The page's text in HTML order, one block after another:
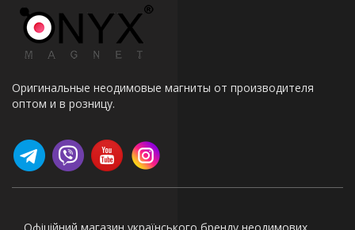
Оригинальные неодимовые магниты от производителя
оптом и в розницу.